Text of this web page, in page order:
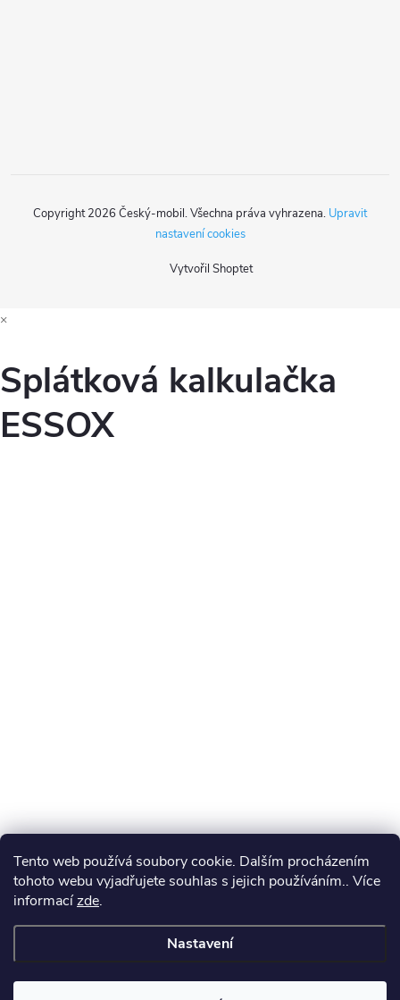
Tento web používá soubory cookie. Dalším procházením
tohoto webu vyjadřujete souhlas s jejich používáním.. Více
informacízde.
Nastavení
Vytvořil Shoptet
Copyright 2026 Český-mobil. Všechna práva vyhrazena. Upravit
nastavení cookies
×
Splátková kalkulačka
ESSOX